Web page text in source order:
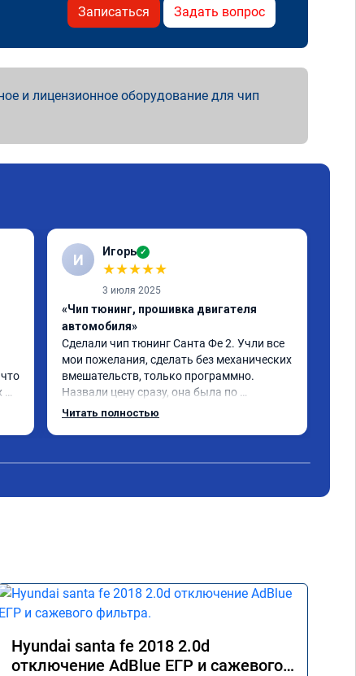
Записаться Задать вопрос
и лицензионное оборудование для чип
И Игорь ✓
★★★★★
3 июля 2025
«Чип тюнинг, прошивка двигателя
автомобиля»
Сделали чип тюнинг Санта Фе 2. Учли все
мои пожелания, сделать без механических
вмешательств, только программно.
Назвали цену сразу, она была по
окончании работ без изменений.
Читать полностью
Hyundai santa fe 2018 2.0d
отключение AdBlue ЕГР и сажевого